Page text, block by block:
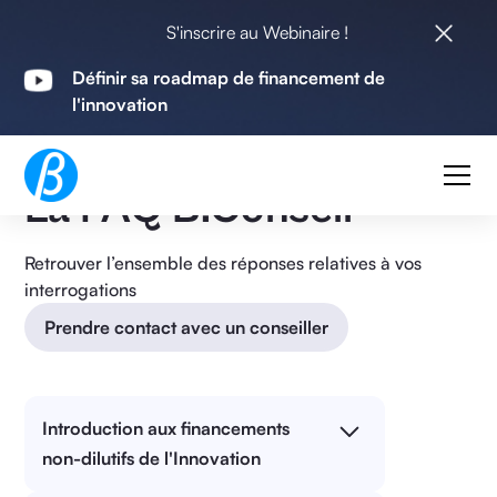
Définir sa roadmap de financement de
l'innovation
S'inscrire au Webinaire !
FAQ / Guide
La FAQ B.Conseil
Retrouver l’ensemble des réponses relatives à vos
interrogations
Prendre contact avec un conseiller
Introduction aux financements
non-dilutifs de l'Innovation